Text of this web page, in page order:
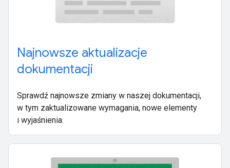
Najnowsze aktualizacje
dokumentacji
Sprawdź najnowsze zmiany w naszej dokumentacji,
w tym zaktualizowane wymagania, nowe elementy
i wyjaśnienia.